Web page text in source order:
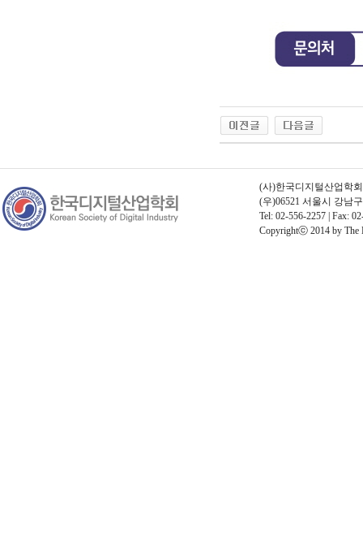
(사)한국디지털산업학
(우)06521 서울시 강남
Tel: 02-556-2257 | Fax:
Copyrightⓒ 2014 by The